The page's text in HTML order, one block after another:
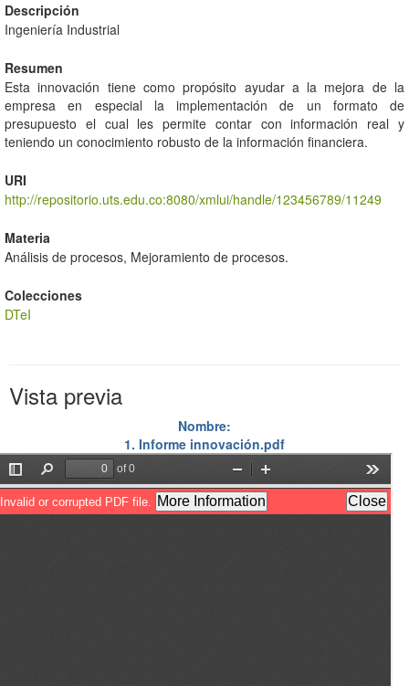
Descripción
Ingeniería Industrial
Resumen
Esta innovación tiene como propósito ayudar a la mejora de la
empresa en especial la implementación de un formato de
presupuesto el cual les permite contar con información real y
teniendo un conocimiento robusto de la información financiera.
URI
http://repositorio.uts.edu.co:8080/xmlui/handle/123456789/11249
Materia
Análisis de procesos, Mejoramiento de procesos.
Colecciones
DTeI
Vista previa
Nombre:
1. Informe innovación.pdf